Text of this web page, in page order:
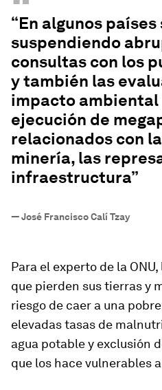
“En algunos países
suspendiendo
consultas con los
y también las
impacto
ejecución de
relacionados con
minería, las
infraestructura”
—José Francisco Calí Tzay
Para el experto de la
que pierden sus tierras y
riesgo de caer a una
elevadas tasas de
agua potable y exclusión
que los hace vulnerables